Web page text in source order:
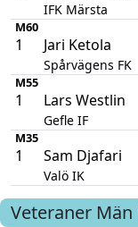
IFK Märsta
M60
1 Jari Ketola
Spårvägens FK
M55
1 Lars Westlin
Gefle IF
M35
1 Sam Djafari
Valö IK
Veteraner Män